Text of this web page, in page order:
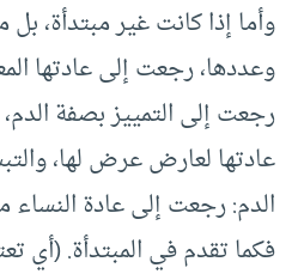
وأما إذا كانت غير مبتدأة، بل
وعددها، رجعت إلى عادتها
رجعت إلى التمييز بصفة
عادتها لعارض عرض لها،
الدم: رجعت إلى عادة النساء
فكما تقدم في المبتدأة. (أي